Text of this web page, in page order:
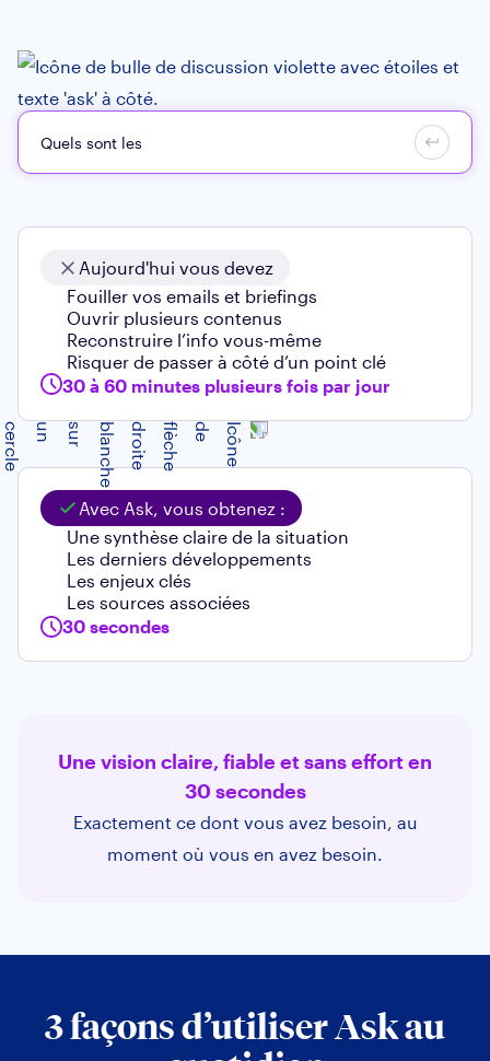
Quels sont les élémen
Aujourd'hui vous devez
Fouiller vos emails et briefings
Ouvrir plusieurs contenus
Reconstruire l’info vous-même
Risquer de passer à côté d’un point clé
30 à 60 minutes plusieurs fois par jour
Avec Ask, vous obtenez :
Une synthèse claire de la situation
Les derniers développements
Les enjeux clés
Les sources associées
30 secondes
Une vision claire, fiable et sans effort en
30 secondes
Exactement ce dont vous avez besoin, au
moment où vous en avez besoin.
3 façons d’utiliser Ask au